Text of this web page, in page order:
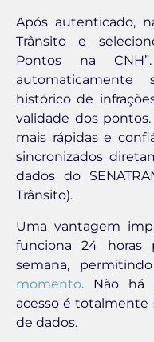
Após autenticado,
Trânsito e
Pontos na
automaticamente
histórico de
validade dos
mais rápidas e
sincronizados
dados do
Trânsito).
Uma vantagem
funciona 24
semana, permitindo
momento. Não há
acesso é totalmente
de dados.